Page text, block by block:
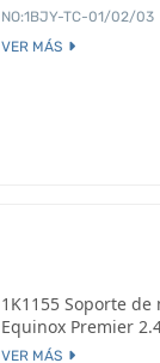
NO:1BJY-TC-01/02/03
VER MÁS
1K1155 Soporte
Equinox Premier
VER MÁS